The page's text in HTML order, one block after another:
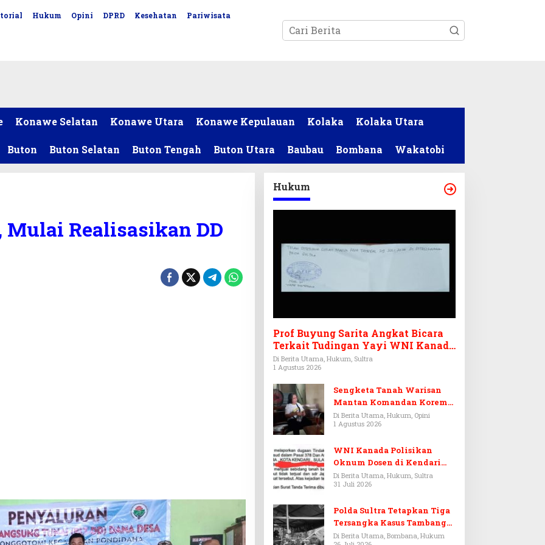
Hukum Opini DPRD Kesehatan Pariwisata
Konawe Selatan Konawe Utara Konawe Kepulauan Kolaka Kolaka Utara
Buton Buton Selatan Buton Tengah Buton Utara Baubau Bombana Wakatobi
Mulai Realisasikan DD
Hukum
Prof Buyung Sarita Angkat Bicara
Terkait Tudingan Yayi WNI Kanada
Ditagih Utang Rp3,6 Miliar
Di Berita Utama, Hukum, Sultra
1 Agustus 2026
Sengketa Tanah Warisan
Mantan Komandan Korem
143/HO, Ketika Warisan
Menjadi Arena Pemerasan
Di Berita Utama, Hukum, Opini
1 Agustus 2026
WNI Kanada Polisikan
Oknum Dosen di Kendari
Terkait Aset Puluhan Miliar
Di Berita Utama, Hukum, Sultra
31 Juli 2026
Polda Sultra Tetapkan Tiga
Tersangka Kasus Tambang
Emas Ilegal di Bombana
Di Berita Utama, Bombana, Hukum